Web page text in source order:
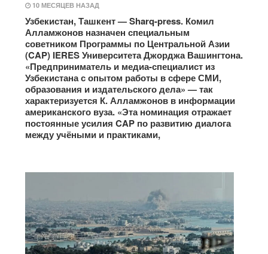
10 МЕСЯЦЕВ НАЗАД
Узбекистан, Ташкент — Sharq-press. Комил
Алламжонов назначен специальным
советником Программы по Центральной Азии
(CAP) IERES Университета Джорджа Вашингтона.
«Предприниматель и медиа-специалист из
Узбекистана с опытом работы в сфере СМИ,
образования и издательского дела» — так
характеризуется К. Алламжонов в информации
американского вуза. «Эта номинация отражает
постоянные усилия CAP по развитию диалога
между учёными и практиками,